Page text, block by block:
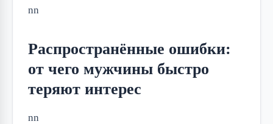
nn
Распространённые ошибки:
от чего мужчины быстро
теряют интерес
nn